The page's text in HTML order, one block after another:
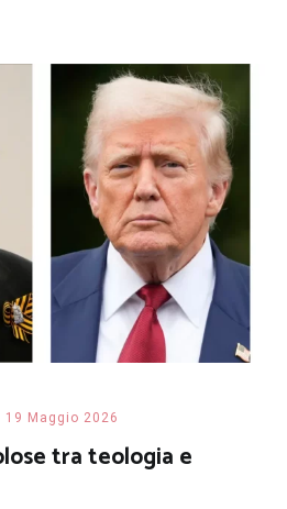
19 Maggio 2026
tra teologia e